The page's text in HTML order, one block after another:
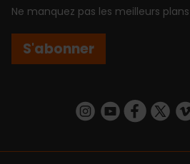
Ne manquez pas les meilleurs
S'abonner
https://https://https://https://